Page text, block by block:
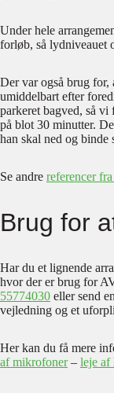
Under hele
forløb, så lydniveauet
Der var også brug for,
umiddelbart efter
parkeret bagved, så
på blot 30 minutter.
han skal ned og
Se andre referencer
Brug for
Har du et lignende
hvor der er brug for
55774030 eller send
vejledning og et
Her kan du få mere
af mikrofoner– leje af